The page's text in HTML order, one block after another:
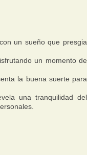
un sueño que presgia
un momento de
la buena suerte para
una tranquilidad del